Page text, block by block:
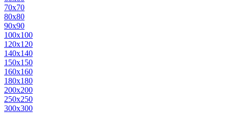
70х70
80х80
90х90
100х100
120х120
140х140
150х150
160х160
180х180
200х200
250х250
300х300